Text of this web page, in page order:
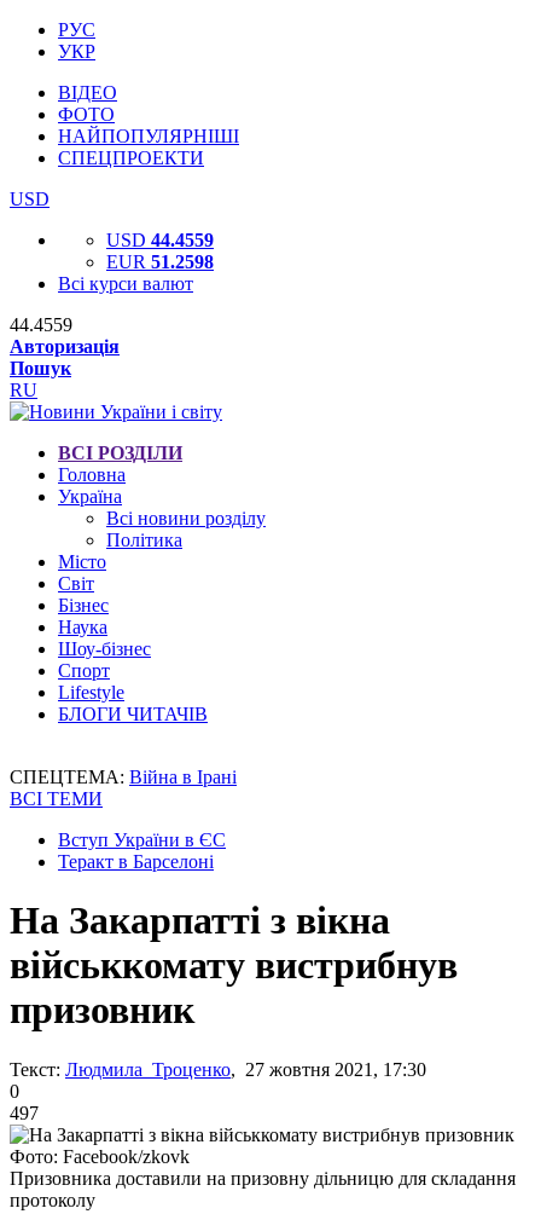
РУС
УКР
ВІДЕО
ФОТО
НАЙПОПУЛЯРНІШІ
СПЕЦПРОЕКТИ
USD
USD 44.4559
EUR 51.2598
Всі курси валют
44.4559
Авторизація
Пошук
RU
ВСІ РОЗДІЛИ
Головна
Україна
Всі новини розділу
Політика
Місто
Світ
Бізнес
Наука
Шоу-бізнес
Спорт
Lifestyle
БЛОГИ ЧИТАЧІВ
СПЕЦТЕМА: Війна в Ірані
ВСІ ТЕМИ
Вступ України в ЄС
Теракт в Барселоні
На Закарпатті з вікна
військкомату вистрибнув
призовник
Текст: Людмила Троценко, 27 жовтня 2021, 17:30
0
497
Фото: Facebook/zkovk
Призовника доставили на призовну дільницю для складання
протоколу